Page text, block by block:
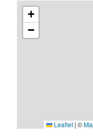
+
−
Leaflet | ©